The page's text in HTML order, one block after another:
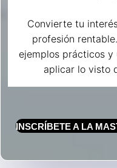
Convierte tu
profesión
ejemplos prácticos y
aplicar lo visto
INSCRÍBETE A LA